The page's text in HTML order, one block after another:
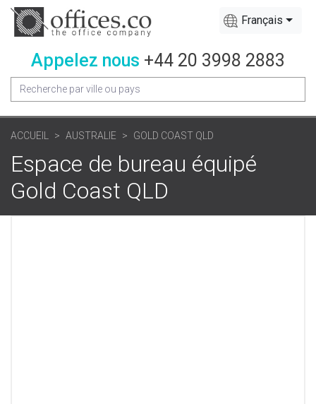
Français
Appelez nous +44 20 3998 2883
ACCUEIL AUSTRALIE GOLD COAST QLD
Espace de bureau équipé
Gold Coast QLD